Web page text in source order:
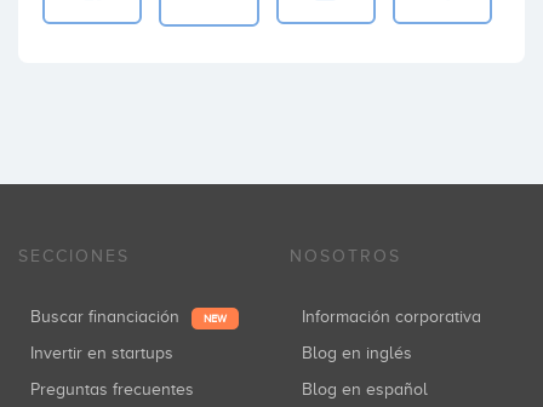
SECCIONES
Buscar financiación NEW
Invertir en startups
Preguntas frecuentes
NOSOTROS
Información corporativa
Blog en inglés
Blog en español